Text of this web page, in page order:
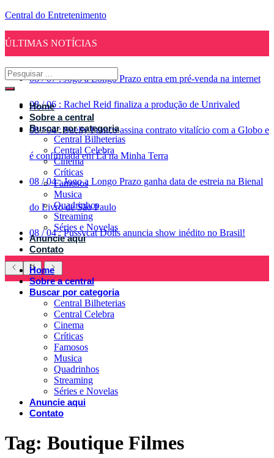
Central do Entretenimento
ÚLTIMAS NOTÍCIAS
08 / 07 : Jogo a Longo Prazo entra em pré-venda na internet
08 / 06 : Rachel Reid finaliza a produção de Unrivaled
08 / 04 : Suelly Franco assina contrato vitalício com a Globo e
é confirmada em Lá na Minha Terra
08 / 04 : Jogo a Longo Prazo ganha data de estreia na Bienal
do Livro de São Paulo
08 / 04 : Pussycat Dolls anuncia show inédito no Brasil!
Home
Sobre a central
Buscar por categoria
Central Bilheterias
Central Celebra
Cinema
Críticas
Famosos
Musica
Quadrinhos
Streaming
Séries e Novelas
Anuncie aqui
Contato
Home
Sobre a central
Buscar por categoria
Central Bilheterias
Central Celebra
Cinema
Críticas
Famosos
Musica
Quadrinhos
Streaming
Séries e Novelas
Anuncie aqui
Contato
Tag: Boutique Filmes